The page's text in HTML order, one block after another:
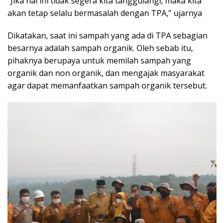
akan tetap selalu bermasalah dengan TPA,” ujarnya
Dikatakan, saat ini sampah yang ada di TPA sebagian
besarnya adalah sampah organik. Oleh sebab itu,
pihaknya berupaya untuk memilah sampah yang
organik dan non organik, dan mengajak masyarakat
agar dapat memanfaatkan sampah organik tersebut.